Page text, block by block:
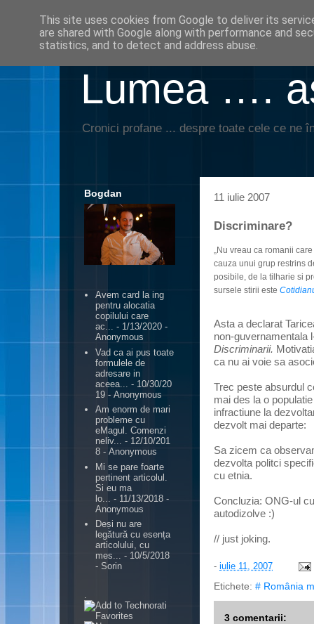
Lumea ….
Cronici profane ... despre toate cele ce ne
11 iulie 2007
Discriminare?
„Nu vreau ca romanii
cauza unui grup restrins
posibile, de la tilharie si
sursele stirii este
Asta a declarat
non-guvernamentala
Discriminarii.
ca nu ai voie sa
Trec peste absurdul
mai des la o
infractiune la
dezvolt mai departe:
Sa zicem ca
dezvolta politci
cu etnia.
Concluzia: ONG-ul
autodizolve :)
// just joking.
- iulie 11, 2007
Etichete: # România
3 comentarii:
Bogdan
Avem card la ing
pentru alocatia
copilului care
ac... - 1/13/2020 -
Anonymous
Vad ca ai pus toate
formulele de
adresare in
aceea...
- 10/30/20
19 - Anonymous
Am enorm de mari
probleme cu
eMagul. Comenzi
neliv... - 12/10/201
8 - Anonymous
Mi se pare foarte
pertinent articolul.
Si eu ma
lo...
- 11/13/2018 -
Anonymous
Deși nu are
legătură cu esența
articolului, cu
mes... - 10/5/2018
- Sorin
This site uses cookies from Google to deliver its
are shared with Google along with performance and
statistics, and to detect and address abuse.